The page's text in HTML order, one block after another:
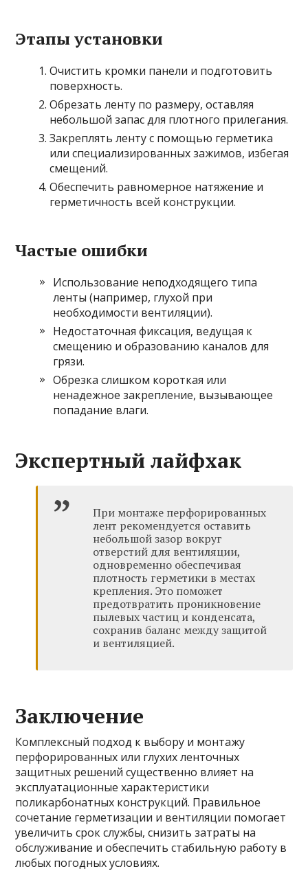
Этапы установки
Очистить кромки панели и подготовить
поверхность.
Обрезать ленту по размеру, оставляя
небольшой запас для плотного прилегания.
Закреплять ленту с помощью герметика
или специализированных зажимов, избегая
смещений.
Обеспечить равномерное натяжение и
герметичность всей конструкции.
Частые ошибки
Использование неподходящего типа
ленты (например, глухой при
необходимости вентиляции).
Недостаточная фиксация, ведущая к
смещению и образованию каналов для
грязи.
Обрезка слишком короткая или
ненадежное закрепление, вызывающее
попадание влаги.
Экспертный лайфхак
При монтаже перфорированных
лент рекомендуется оставить
небольшой зазор вокруг
отверстий для вентиляции,
одновременно обеспечивая
плотность герметики в местах
крепления. Это поможет
предотвратить проникновение
пылевых частиц и конденсата,
сохранив баланс между защитой
и вентиляцией.
Заключение
Комплексный подход к выбору и монтажу
перфорированных или глухих ленточных
защитных решений существенно влияет на
эксплуатационные характеристики
поликарбонатных конструкций. Правильное
сочетание герметизации и вентиляции помогает
увеличить срок службы, снизить затраты на
обслуживание и обеспечить стабильную работу в
любых погодных условиях.